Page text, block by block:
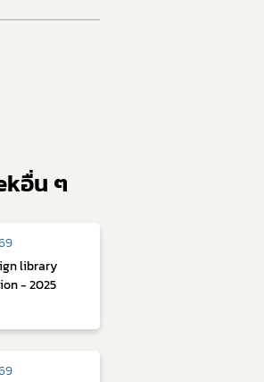
อื่น ๆ
library
- 2025